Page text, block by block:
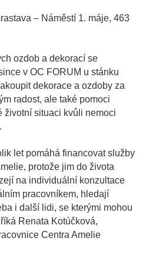
– Náměstí 1. máje, 463
ozdob a dekorací se
v OC FORUM u stánku
dekorace a ozdoby za
radost, ale také pomoci
životní situaci kvůli nemoci
let pomáhá financovat služby
protože jim do života
na individuální konzultace
pracovníkem, hledají
i další lidi, se kterými mohou
Renata Kotúčková,
Centra Amelie